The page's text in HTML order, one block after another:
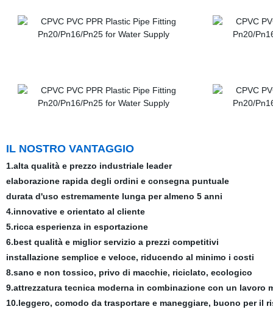
IL NOSTRO VANTAGGIO
1.alta qualità e prezzo industriale leader
elaborazione rapida degli ordini e consegna puntuale
durata d'uso estremamente lunga per almeno 5 anni
4.innovative e orientato al cliente
5.ricca esperienza in esportazione
6.best qualità e miglior servizio a prezzi competitivi
installazione semplice e veloce, riducendo al minimo i costi
8.sano e non tossico, privo di macchie, riciclato, ecologico
9.attrezzatura tecnica moderna in combinazione con un lavoro
10.leggero, comodo da trasportare e maneggiare, buono per il